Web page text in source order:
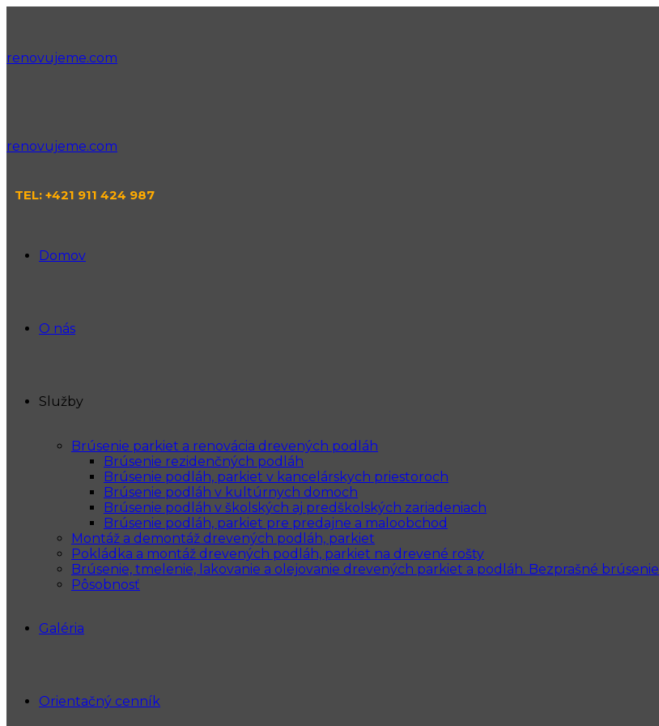
renovujeme.com
renovujeme.com
TEL: +421 911 424 987
Domov
O nás
Služby
Brúsenie parkiet a renovácia drevených podláh
Brúsenie rezidenčných podláh
Brúsenie podláh, parkiet v kancelárskych priestoroch
Brúsenie podláh v kultúrnych domoch
Brúsenie podláh v školských aj predškolských zariadeniach
Brúsenie podláh, parkiet pre predajne a maloobchod
Montáž a demontáž drevených podláh, parkiet
Pokládka a montáž drevených podláh, parkiet na drevené rošty
Brúsenie, tmelenie, lakovanie a olejovanie drevených parkiet a podláh. Bezprašné brúsenie
Pôsobnosť
Galéria
Orientačný cenník